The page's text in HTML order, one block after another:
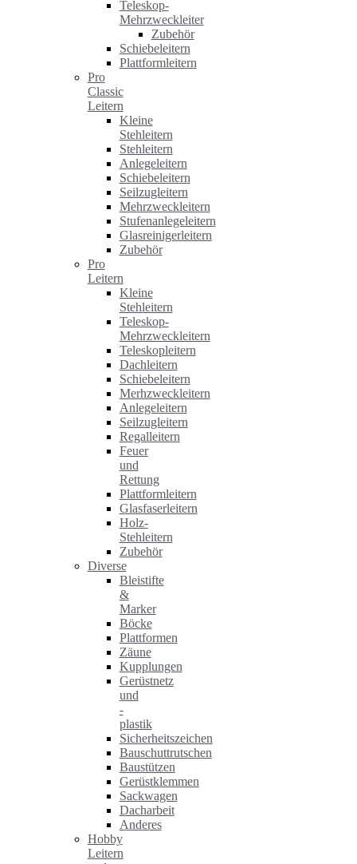
Teleskop-
Mehrzweckleiter
Zubehör
Schiebeleitern
Plattformleitern
Pro
Classic
Leitern
Kleine
Stehleitern
Stehleitern
Anlegeleitern
Schiebeleitern
Seilzugleitern
Mehrzweckleitern
Stufenanlegeleitern
Glasreinigerleitern
Zubehör
Pro
Leitern
Kleine
Stehleitern
Teleskop-
Mehrzweckleitern
Teleskopleitern
Dachleitern
Schiebeleitern
Merhzweckleitern
Anlegeleitern
Seilzugleitern
Regalleitern
Feuer
und
Rettung
Plattformleitern
Glasfaserleitern
Holz-
Stehleitern
Zubehör
Diverse
Bleistifte
&
Marker
Böcke
Plattformen
Zäune
Kupplungen
Gerüstnetz
und
-
plastik
Sicherheitszeichen
Bauschuttrutschen
Baustützen
Gerüstklemmen
Sackwagen
Dacharbeit
Anderes
Hobby
Leitern